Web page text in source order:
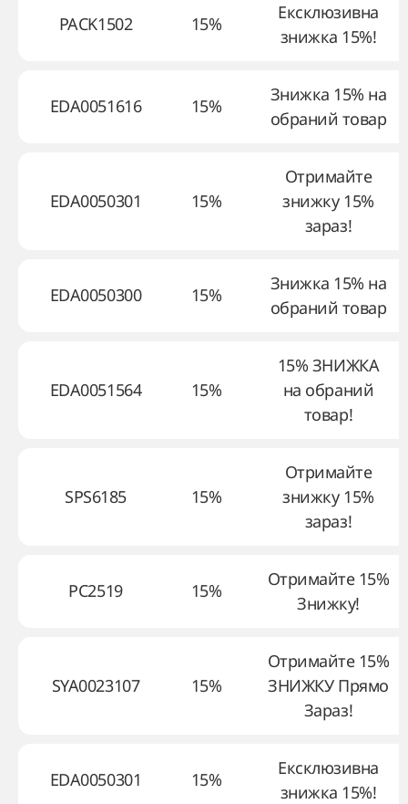
PACK1502 15%
Ексклюзивна
знижка 15%!
EDA0051616 15%
Знижка 15% на
обраний товар
EDA0050301 15%
Отримайте
знижку 15%
зараз!
EDA0050300 15%
Знижка 15% на
обраний товар
EDA0051564 15%
15% ЗНИЖКА
на обраний
товар!
SPS6185 15%
Отримайте
знижку 15%
зараз!
PC2519 15%
Отримайте 15%
Знижку!
SYA0023107 15%
Отримайте 15%
ЗНИЖКУ Прямо
Зараз!
EDA0050301 15%
Ексклюзивна
знижка 15%!